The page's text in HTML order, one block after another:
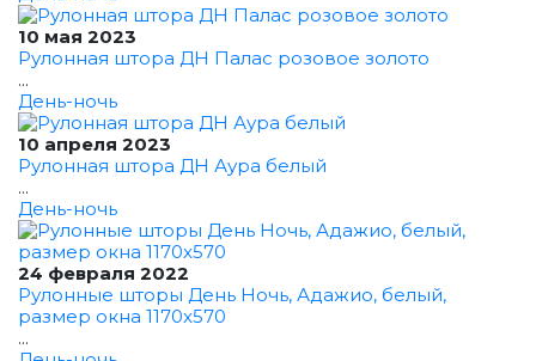
10 мая 2023
Рулонная штора ДН Палас розовое золото
...
День-ночь
10 апреля 2023
Рулонная штора ДН Аура белый
...
День-ночь
24 февраля 2022
Рулонные шторы День Ночь, Адажио, белый,
размер окна 1170x570
...